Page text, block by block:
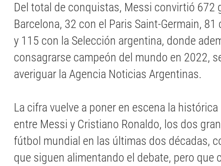
Del total de conquistas, Messi convirtió 672
Barcelona, 32 con el Paris Saint-Germain,
y 115 con la Selección argentina, donde
consagrarse campeón del mundo en 2022,
averiguar la Agencia Noticias Argentinas.
La cifra vuelve a poner en escena la
entre Messi y Cristiano Ronaldo, los dos
fútbol mundial en las últimas dos décadas,
que siguen alimentando el debate, pero que